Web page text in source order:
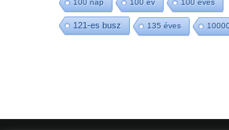
100 nap 100 év 100 éves
121-es busz 135 éves